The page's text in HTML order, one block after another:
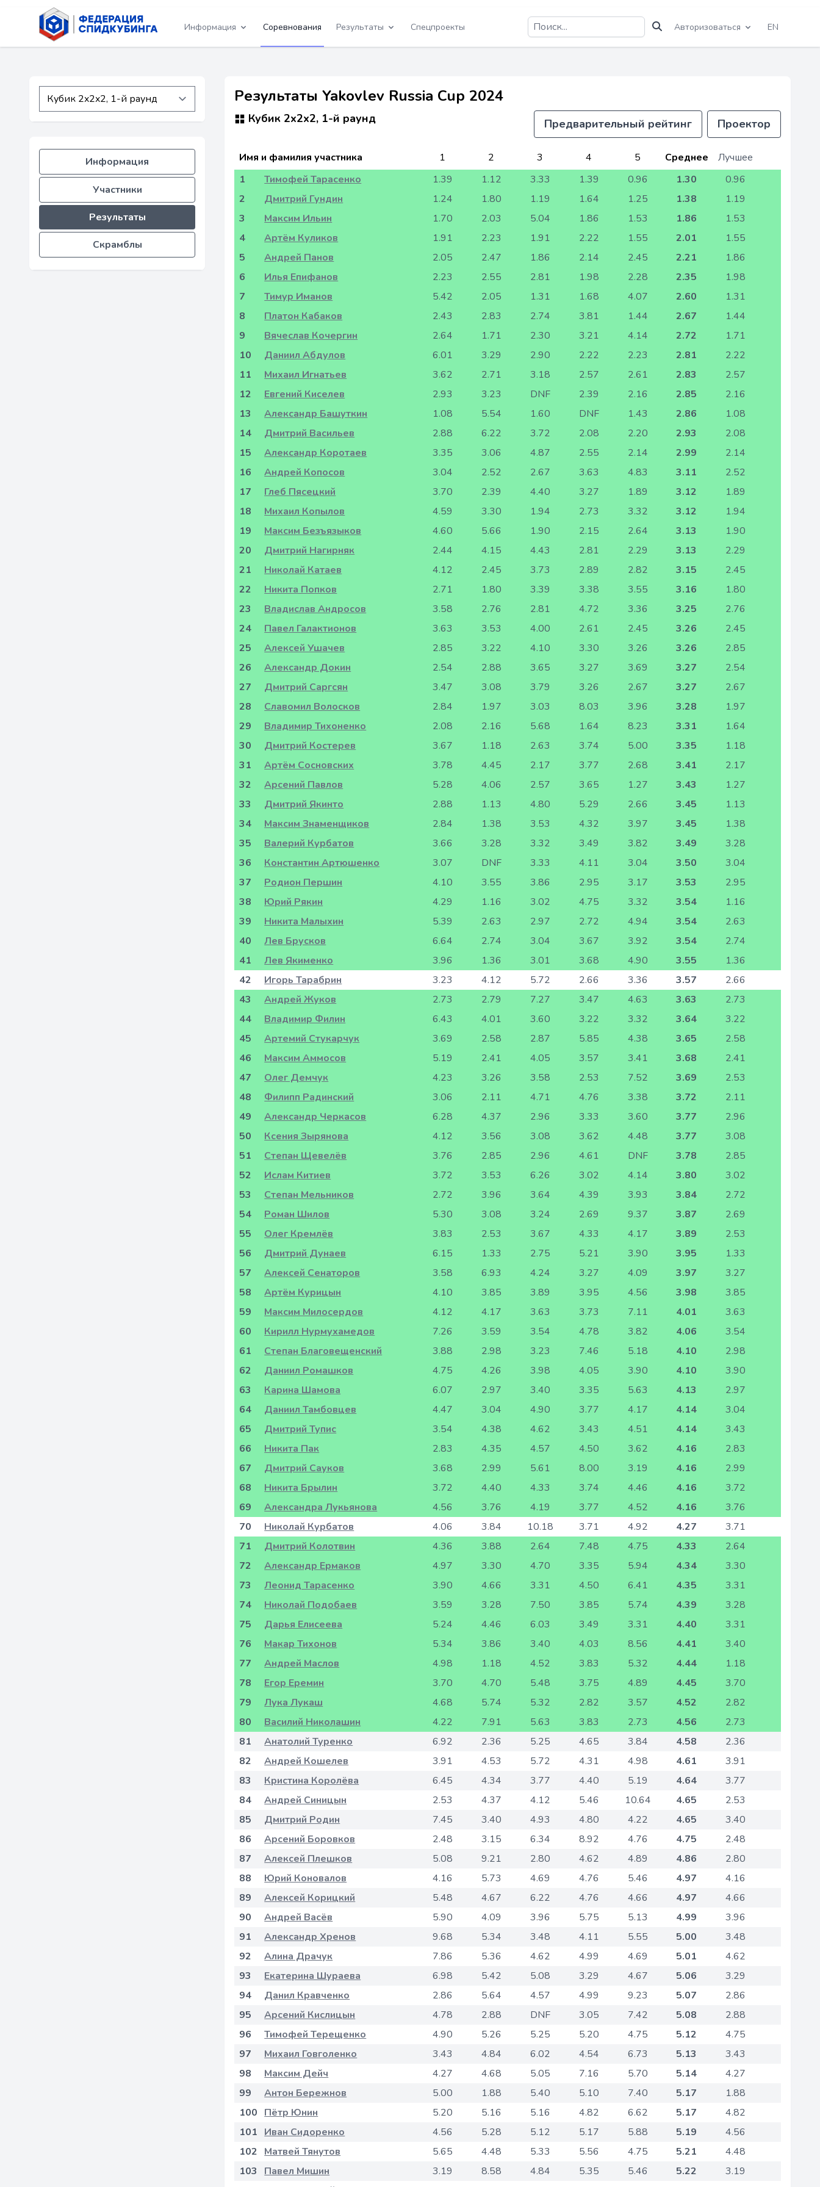
Информация Соревнования Результаты Спецпроекты Авторизоваться EN
Информация
Участники
Результаты
Скрамблы
Результаты Yakovlev Russia Cup 2024
Кубик 2x2x2, 1-й раунд Предварительный рейтинг Проектор
Имя и фамилия участника 1 2 3 4 5 Среднее
Лучшее
1
Тимофей Тарасенко 1.39 1.12 3.33 1.39 0.96 1.30
0.96
2
Дмитрий Гундин 1.24 1.80 1.19 1.64 1.25 1.38
1.19
3
Максим Ильин 1.70 2.03 5.04 1.86 1.53 1.86
1.53
4
Артём Куликов 1.91 2.23 1.91 2.22 1.55 2.01
1.55
5
Андрей Панов 2.05 2.47 1.86 2.14 2.45 2.21
1.86
6
Илья Епифанов 2.23 2.55 2.81 1.98 2.28 2.35
1.98
7
Тимур Иманов 5.42 2.05 1.31 1.68 4.07 2.60
1.31
8
Платон Кабаков 2.43 2.83 2.74 3.81 1.44 2.67
1.44
9
Вячеслав Кочергин 2.64 1.71 2.30 3.21 4.14 2.72
1.71
10
Даниил Абдулов 6.01 3.29 2.90 2.22 2.23 2.81
2.22
11
Михаил Игнатьев 3.62 2.71 3.18 2.57 2.61 2.83
2.57
12
Евгений Киселев 2.93 3.23 DNF 2.39 2.16 2.85
2.16
13
Александр Башуткин 1.08 5.54 1.60 DNF 1.43 2.86
1.08
14
Дмитрий Васильев 2.88 6.22 3.72 2.08 2.20 2.93
2.08
15
Александр Коротаев 3.35 3.06 4.87 2.55 2.14 2.99
2.14
16
Андрей Копосов 3.04 2.52 2.67 3.63 4.83 3.11
2.52
17
Глеб Пясецкий 3.70 2.39 4.40 3.27 1.89 3.12
1.89
18
Михаил Копылов 4.59 3.30 1.94 2.73 3.32 3.12
1.94
19
Максим Безъязыков 4.60 5.66 1.90 2.15 2.64 3.13
1.90
20
Дмитрий Нагирняк 2.44 4.15 4.43 2.81 2.29 3.13
2.29
21
Николай Катаев 4.12 2.45 3.73 2.89 2.82 3.15
2.45
22
Никита Попков 2.71 1.80 3.39 3.38 3.55 3.16
1.80
23
Владислав Андросов 3.58 2.76 2.81 4.72 3.36 3.25
2.76
24
Павел Галактионов 3.63 3.53 4.00 2.61 2.45 3.26
2.45
25
Алексей Ушачев 2.85 3.22 4.10 3.30 3.26 3.26
2.85
26
Александр Докин 2.54 2.88 3.65 3.27 3.69 3.27
2.54
27
Дмитрий Саргсян 3.47 3.08 3.79 3.26 2.67 3.27
2.67
28
Славомил Волосков 2.84 1.97 3.03 8.03 3.96 3.28
1.97
29
Владимир Тихоненко 2.08 2.16 5.68 1.64 8.23 3.31
1.64
30
Дмитрий Костерев 3.67 1.18 2.63 3.74 5.00 3.35
1.18
31
Артём Сосновских 3.78 4.45 2.17 3.77 2.68 3.41
2.17
32
Арсений Павлов 5.28 4.06 2.57 3.65 1.27 3.43
1.27
33
Дмитрий Якинто 2.88 1.13 4.80 5.29 2.66 3.45
1.13
34
Максим Знаменщиков 2.84 1.38 3.53 4.32 3.97 3.45
1.38
35
Валерий Курбатов 3.66 3.28 3.32 3.49 3.82 3.49
3.28
36
Константин Артюшенко 3.07 DNF 3.33 4.11 3.04 3.50
3.04
37
Родион Першин 4.10 3.55 3.86 2.95 3.17 3.53
2.95
38
Юрий Рякин 4.29 1.16 3.02 4.75 3.32 3.54
1.16
39
Никита Малыхин 5.39 2.63 2.97 2.72 4.94 3.54
2.63
40
Лев Брусков 6.64 2.74 3.04 3.67 3.92 3.54
2.74
41
Лев Якименко 3.96 1.36 3.01 3.68 4.90 3.55
1.36
42
Игорь Тарабрин 3.23 4.12 5.72 2.66 3.36 3.57
2.66
43
Андрей Жуков 2.73 2.79 7.27 3.47 4.63 3.63
2.73
44
Владимир Филин 6.43 4.01 3.60 3.22 3.32 3.64
3.22
45
Артемий Стукарчук 3.69 2.58 2.87 5.85 4.38 3.65
2.58
46
Максим Аммосов 5.19 2.41 4.05 3.57 3.41 3.68
2.41
47
Олег Демчук 4.23 3.26 3.58 2.53 7.52 3.69
2.53
48
Филипп Радинский 3.06 2.11 4.71 4.76 3.38 3.72
2.11
49
Александр Черкасов 6.28 4.37 2.96 3.33 3.60 3.77
2.96
50
Ксения Зырянова 4.12 3.56 3.08 3.62 4.48 3.77
3.08
51
Степан Щевелёв 3.76 2.85 2.96 4.61 DNF 3.78
2.85
52
Ислам Китиев 3.72 3.53 6.26 3.02 4.14 3.80
3.02
53
Степан Мельников 2.72 3.96 3.64 4.39 3.93 3.84
2.72
54
Роман Шилов 5.30 3.08 3.24 2.69 9.37 3.87
2.69
55
Олег Кремлёв 3.83 2.53 3.67 4.33 4.17 3.89
2.53
56
Дмитрий Дунаев 6.15 1.33 2.75 5.21 3.90 3.95
1.33
57
Алексей Сенаторов 3.58 6.93 4.24 3.27 4.09 3.97
3.27
58
Артём Курицын 4.10 3.85 3.89 3.95 4.56 3.98
3.85
59
Максим Милосердов 4.12 4.17 3.63 3.73 7.11 4.01
3.63
60
Кирилл Нурмухамедов 7.26 3.59 3.54 4.78 3.82 4.06
3.54
61
Степан Благовещенский 3.88 2.98 3.23 7.46 5.18 4.10
2.98
62
Даниил Ромашков 4.75 4.26 3.98 4.05 3.90 4.10
3.90
63
Карина Шамова 6.07 2.97 3.40 3.35 5.63 4.13
2.97
64
Даниил Тамбовцев 4.47 3.04 4.90 3.77 4.17 4.14
3.04
65
Дмитрий Тупис 3.54 4.38 4.62 3.43 4.51 4.14
3.43
66
Никита Пак 2.83 4.35 4.57 4.50 3.62 4.16
2.83
67
Дмитрий Сауков 3.68 2.99 5.61 8.00 3.19 4.16
2.99
68
Никита Брылин 3.72 4.40 4.33 3.74 4.46 4.16
3.72
69
Александра Лукьянова 4.56 3.76 4.19 3.77 4.52 4.16
3.76
70
Николай Курбатов 4.06 3.84 10.18 3.71 4.92 4.27
3.71
71
Дмитрий Колотвин 4.36 3.88 2.64 7.48 4.75 4.33
2.64
72
Александр Ермаков 4.97 3.30 4.70 3.35 5.94 4.34
3.30
73
Леонид Тарасенко 3.90 4.66 3.31 4.50 6.41 4.35
3.31
74
Николай Подобаев 3.59 3.28 7.50 3.85 5.74 4.39
3.28
75
Дарья Елисеева 5.24 4.46 6.03 3.49 3.31 4.40
3.31
76
Макар Тихонов 5.34 3.86 3.40 4.03 8.56 4.41
3.40
77
Андрей Маслов 4.98 1.18 4.52 3.83 5.32 4.44
1.18
78
Егор Еремин 3.70 4.70 5.48 3.75 4.89 4.45
3.70
79
Лука Лукаш 4.68 5.74 5.32 2.82 3.57 4.52
2.82
80
Василий Николашин 4.22 7.91 5.63 3.83 2.73 4.56
2.73
81
Анатолий Туренко 6.92 2.36 5.25 4.65 3.84 4.58
2.36
82
Андрей Кошелев 3.91 4.53 5.72 4.31 4.98 4.61
3.91
83
Кристина Королёва 6.45 4.34 3.77 4.40 5.19 4.64
3.77
84
Андрей Синицын 2.53 4.37 4.12 5.46 10.64 4.65
2.53
85
Дмитрий Родин 7.45 3.40 4.93 4.80 4.22 4.65
3.40
86
Арсений Боровков 2.48 3.15 6.34 8.92 4.76 4.75
2.48
87
Алексей Плешков 5.08 9.21 2.80 4.62 4.89 4.86
2.80
88
Юрий Коновалов 4.16 5.73 4.69 4.76 5.46 4.97
4.16
89
Алексей Корицкий 5.48 4.67 6.22 4.76 4.66 4.97
4.66
90
Андрей Васёв 5.90 4.09 3.96 5.75 5.13 4.99
3.96
91
Александр Хренов 9.68 5.34 3.48 4.11 5.55 5.00
3.48
92
Алина Драчук 7.86 5.36 4.62 4.99 4.69 5.01
4.62
93
Екатерина Шураева 6.98 5.42 5.08 3.29 4.67 5.06
3.29
94
Данил Кравченко 2.86 5.64 4.57 4.99 9.23 5.07
2.86
95
Арсений Кислицын 4.78 2.88 DNF 3.05 7.42 5.08
2.88
96
Тимофей Терещенко 4.90 5.26 5.25 5.20 4.75 5.12
4.75
97
Михаил Говголенко 3.43 4.84 6.02 4.54 6.73 5.13
3.43
98
Максим Дейч 4.27 4.68 5.05 7.16 5.70 5.14
4.27
99
Антон Бережнов 5.00 1.88 5.40 5.10 7.40 5.17
1.88
100 Пётр Юнин 5.20 5.16 5.16 4.82 6.62 5.17
4.82
101 Иван Сидоренко 4.56 5.28 5.12 5.17 5.88 5.19
4.56
102 Матвей Тянутов 5.65 4.48 5.33 5.56 4.75 5.21
4.48
103
Павел Мишин 3.19 8.58 4.84 5.35 5.46 5.22
3.19